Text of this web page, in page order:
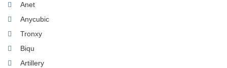
Anet
Anycubic
Tronxy
Biqu
Artillery